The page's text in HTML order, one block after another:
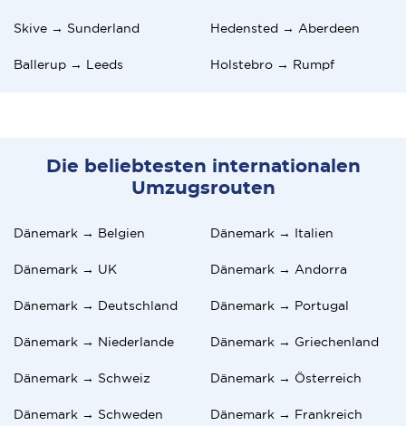
Skive → Sunderland Hedensted → Aberdeen
Ballerup → Leeds Holstebro → Rumpf
Die beliebtesten internationalen
Umzugsrouten
Dänemark → Belgien Dänemark → Italien
Dänemark → UK Dänemark → Andorra
Dänemark → Deutschland Dänemark → Portugal
Dänemark → Niederlande Dänemark → Griechenland
Dänemark → Schweiz Dänemark → Österreich
Dänemark → Schweden Dänemark → Frankreich